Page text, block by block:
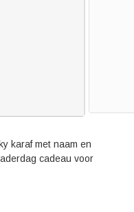
karaf met naam en
cadeau voor